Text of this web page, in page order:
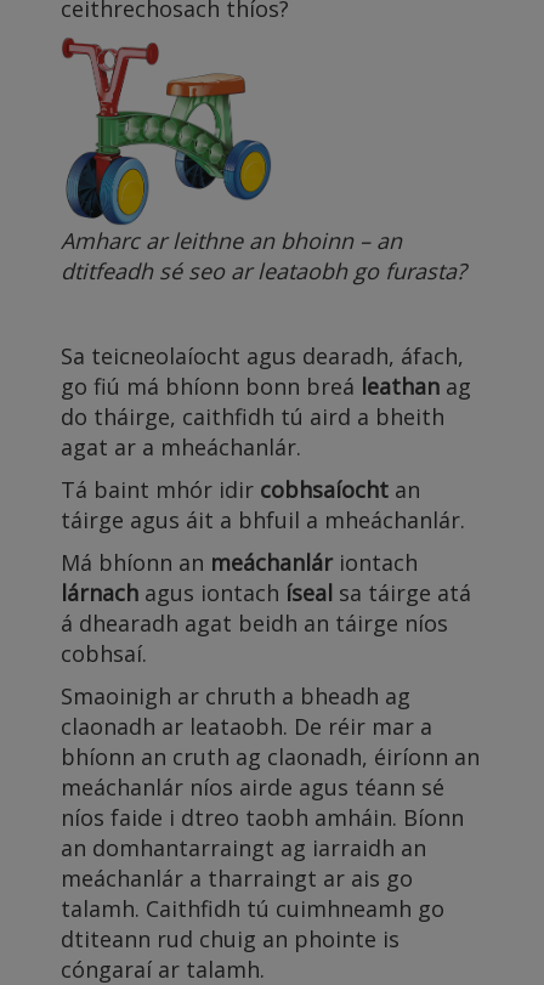
ceithrechosach thíos?
Amharc ar leithne an bhoinn – an
dtitfeadh sé seo ar leataobh go furasta?
Sa teicneolaíocht agus dearadh, áfach,
go fiú má bhíonn bonn breá leathan ag
do tháirge, caithfidh tú aird a bheith
agat ar a mheáchanlár.
Tá baint mhór idir cobhsaíocht an
táirge agus áit a bhfuil a mheáchanlár.
Má bhíonn an meáchanláriontach
lárnach agus iontach íseal sa táirge atá
á dhearadh agat beidh an táirge níos
cobhsaí.
Smaoinigh ar chruth a bheadh ag
claonadh ar leataobh. De réir mar a
bhíonn an cruth ag claonadh, éiríonn an
meáchanlár níos airde agus téann sé
níos faide i dtreo taobh amháin. Bíonn
an domhantarraingt ag iarraidh an
meáchanlár a tharraingt ar ais go
talamh. Caithfidh tú cuimhneamh go
dtiteann rud chuig an phointe is
cóngaraí ar talamh.